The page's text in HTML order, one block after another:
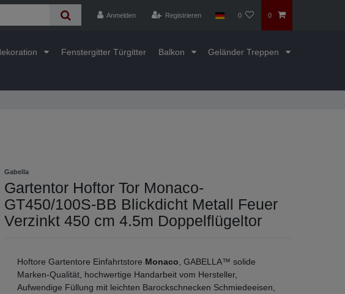
Anmelden Registrieren 0 0
Fenstergitter Türgitter Balkon Geländer Treppen
Gabella
Gartentor Hoftor Tor Monaco-
GT450/100S-BB Blickdicht Metall Feuer
Verzinkt 450 cm 4.5m Doppelflügeltor
Hoftore Gartentore Einfahrtstore Monaco , GABELLA™ solide
Marken-Qualität, hochwertige Handarbeit vom Hersteller,
Aufwendige Füllung mit leichten Barockschnecken Schmiedeeisen,